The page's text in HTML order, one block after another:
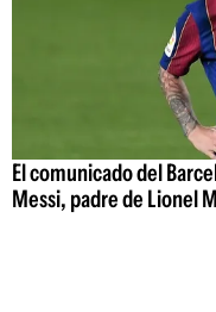
El comunicado del
Messi, padre de Lionel